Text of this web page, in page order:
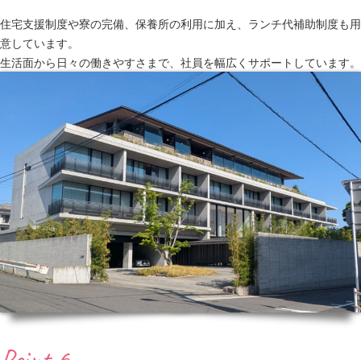
住宅支援制度や寮の完備、保養所の利用に加え、ランチ代補助制度も用
意しています。
生活面から日々の働きやすさまで、社員を幅広くサポートしています。